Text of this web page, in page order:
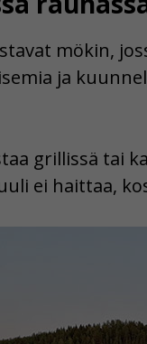
mökin,
ja
grillissä tai
ei haittaa,